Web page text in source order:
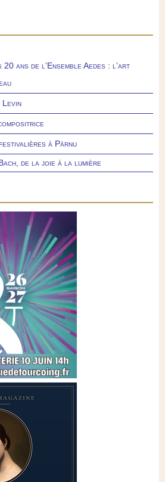
ans de l’Ensemble Aedes : l’art
à Pärnu
de la joie à la lumière